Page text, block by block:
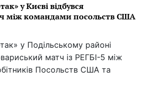
у Києві відбувся
між командами посольств США
у Подільському районі
матч із РЕГБІ-5 між
Посольств США та